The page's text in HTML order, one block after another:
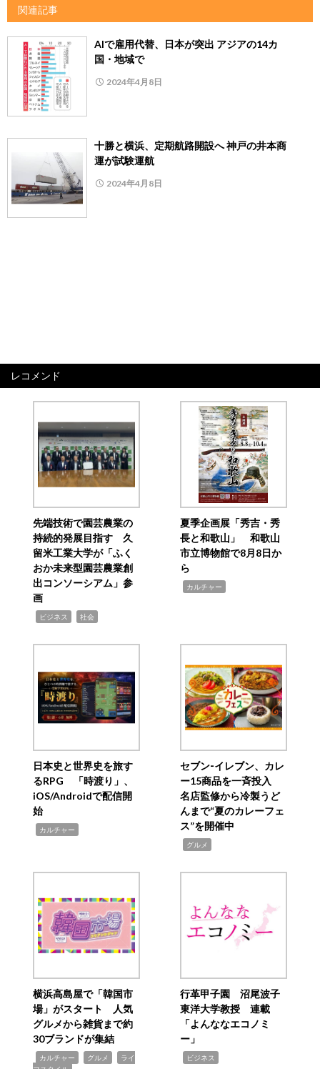
関連記事
AIで雇用代替、日本が突出 アジアの14カ
国・地域で
2024年4月8日
十勝と横浜、定期航路開設へ 神戸の井本商
運が試験運航
2024年4月8日
レコメンド
先端技術で園芸農業の
持続的発展目指す 久
留米工業大学が「ふく
おか未来型園芸農業創
出コンソーシアム」参
画
ビジネス 社会
夏季企画展「秀吉・秀
長と和歌山」 和歌山
市立博物館で8月8日か
ら
カルチャー
日本史と世界史を旅す
るRPG 「時渡り」、
iOS/Androidで配信開
始
カルチャー
セブン‐イレブン、カレ
ー15商品を一斉投入
名店監修から冷製うど
んまで“夏のカレーフェ
ス”を開催中
グルメ
横浜高島屋で「韓国市
場」がスタート 人気
グルメから雑貨まで約
30ブランドが集結
カルチャー グルメ
ライ
行革甲子園 沼尾波子
東洋大学教授 連載
「よんななエコノミ
ー」
ビジネス